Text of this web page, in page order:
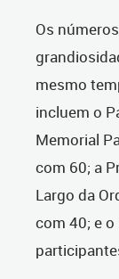
Os
mesmo
incluem o
Memorial
com 60; a
Largo da
com 40; e